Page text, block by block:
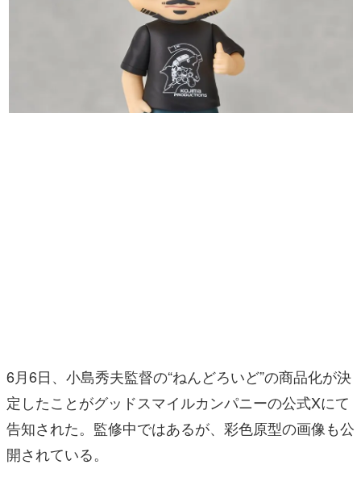
女性向け
6月6日、小島秀夫監督の“ねんどろいど”の商品化が決
定したことがグッドスマイルカンパニーの公式Xにて
告知された。監修中ではあるが、彩色原型の画像も公
開されている。